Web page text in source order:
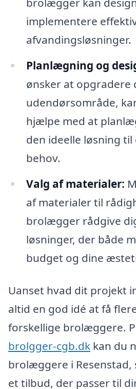
implementere
afvandingsløsninger.
Planlægning og
ønsker at opgradere
udendørsområde,
hjælpe med at
den ideelle løsning
behov.
Valg af materialer:
af materialer til
brolægger rådgive
løsninger, der både
budget og dine
Uanset hvad dit projekt
altid en god idé at få
forskellige brolæggere.
brolgger-cgb.dk kan du
brolæggere i Resenstad,
et tilbud, der passer til